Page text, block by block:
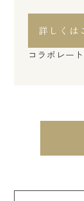
詳しくは
コラボレー